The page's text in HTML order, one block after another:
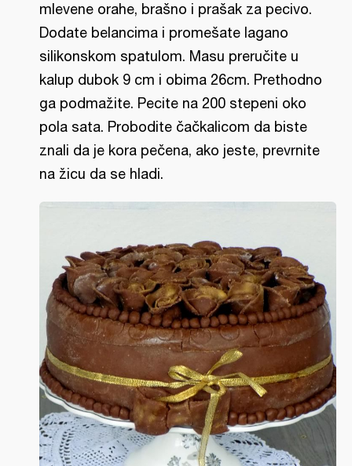
mlevene orahe, brašno i prašak za pecivo.
Dodate belancima i promešate lagano
silikonskom spatulom. Masu preručite u
kalup dubok 9 cm i obima 26cm. Prethodno
ga podmažite. Pecite na 200 stepeni oko
pola sata. Probodite čačkalicom da biste
znali da je kora pečena, ako jeste, prevrnite
na žicu da se hladi.